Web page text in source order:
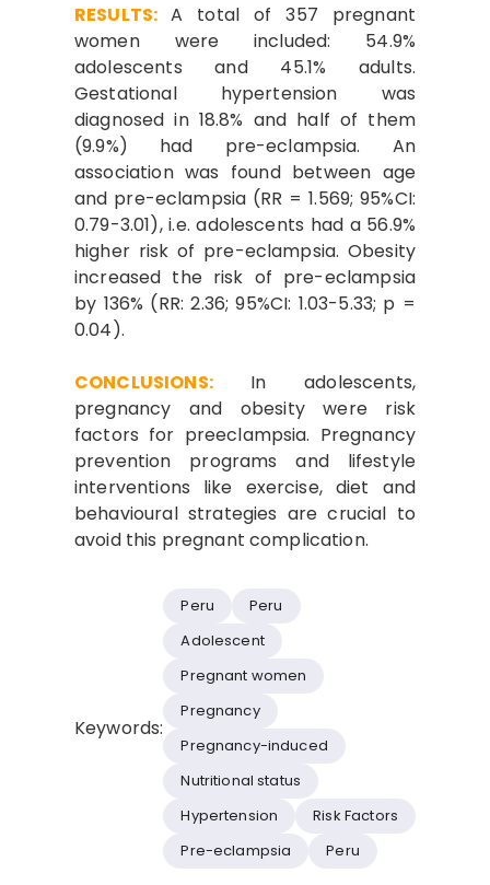
RESULTS:A total of 357 pregnant
women were included: 54.9%
adolescents and 45.1% adults.
Gestational hypertension was
diagnosed in 18.8% and half of them
(9.9%) had pre-eclampsia. An
association was found between age
and pre-eclampsia (RR = 1.569; 95%CI:
0.79-3.01), i.e. adolescents had a 56.9%
higher risk of pre-eclampsia. Obesity
increased the risk of pre-eclampsia
by 136% (RR: 2.36; 95%CI: 1.03-5.33; p =
0.04).
CONCLUSIONS: In adolescents,
pregnancy and obesity were risk
factors for preeclampsia. Pregnancy
prevention programs and lifestyle
interventions like exercise, diet and
behavioural strategies are crucial to
avoid this pregnant complication.
Keywords:
Peru
Peru
Adolescent
Pregnant women
Pregnancy
Pregnancy-induced
Nutritional status
Hypertension
Risk Factors
Pre-eclampsia
Peru